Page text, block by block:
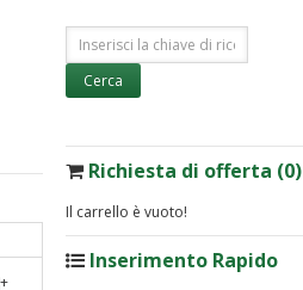
Richiesta di offerta (0)
Il carrello è vuoto!
Inserimento Rapido